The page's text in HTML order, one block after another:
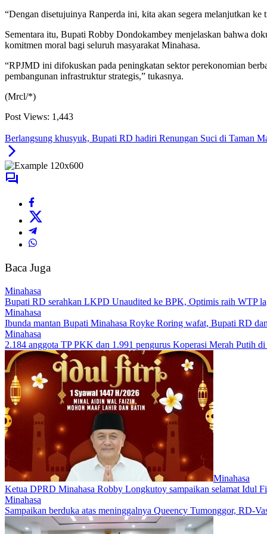
“Dengan disetujuinya Ranperda ini, kita akan segera melanjutkan
Sementara itu, Bupati Robby Dondokambey menjelaskan bahwa
komitmen moral bagi seluruh masyarakat Minahasa.
“RPJMD ini difokuskan pada peningkatan sektor perekonomian
pembangunan infrastruktur strategis,” tukasnya.
(Mrcl/*)
Post Views: 1,443
Berlangsung khusyuk, Bupati RD hadiri Renungan Suci di Taman
Baca Juga
Minahasa
Bupati RD serahkan LKPD Unaudited ke BPK, Optimis raih WTP
Minahasa
Ibunda mantan Bupati Minahasa Royke Roring wafat, Bupati RD
Minahasa
2.184 anggota TP PKK dan 1.991 pengurus Koperasi Merah Putih
Minahasa
Ketua DPRD Minahasa Robby Longkutoy sampaikan selamat Idul
Minahasa
Sampaikan berduka atas meninggalnya Queency Tumonggor, RD-